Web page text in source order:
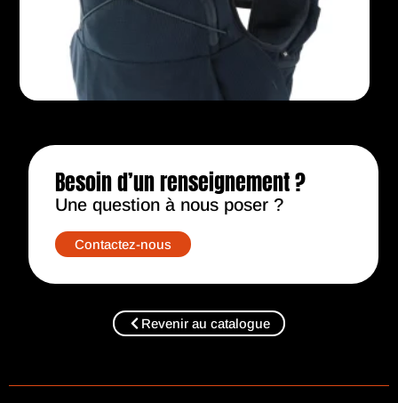
Besoin d’un renseignement ?​
Une question à nous poser ?​
Contactez-nous
Revenir au catalogue